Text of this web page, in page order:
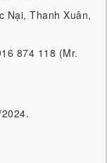
Nại, Thanh Xuân,
874 118 (Mr.